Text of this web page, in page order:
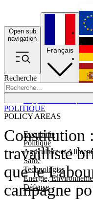
Open sub
navigation
Recherche
POLICY AREAS
Economie
Politique
Agriculture et
Santé
Technologies
Energie,
Défense
Français
Constitution
travailliste
que le
campagne
POLITIQUE